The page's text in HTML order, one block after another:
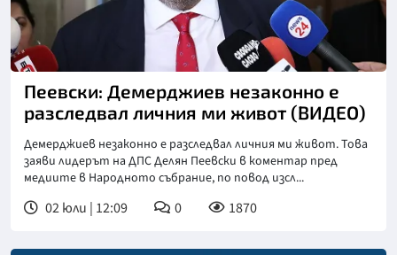
Пеевски: Демерджиев незаконно е
разследвал личния ми живот (ВИДЕО)
Демерджиев незаконно е разследвал личния ми живот. Това
заяви лидерът на ДПС Делян Пеевски в коментар пред
медиите в Народното събрание, по повод изсл...
02 юли | 12:09 0 1870